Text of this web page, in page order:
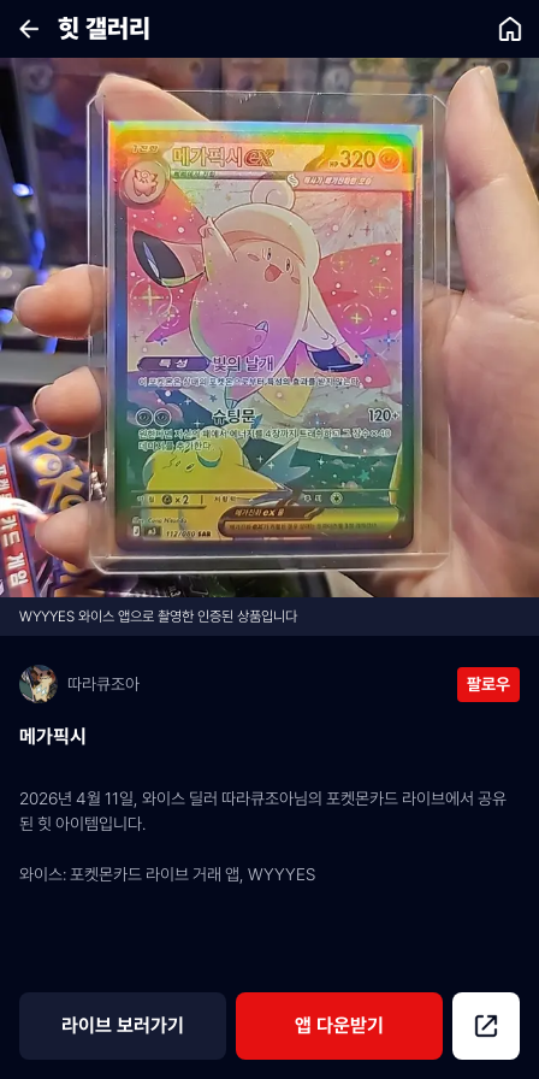
힛 갤러리
WYYYES 와이스 앱으로 촬영한 인증된 상품입니다
따라큐조아 팔로우
메가픽시
2026년 4월 11일, 와이스 딜러 따라큐조아님의 포켓몬카드 라이브에서 공유
된 힛 아이템입니다.
와이스: 포켓몬카드 라이브 거래 앱, WYYYES
라이브 보러가기 앱 다운받기